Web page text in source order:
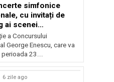
simfonice
cu invitați de
ai scenei
și ansambluri
românești de
în programul
Enescu 2026
a Concursului
George Enescu, care va
23...
6 zile ago